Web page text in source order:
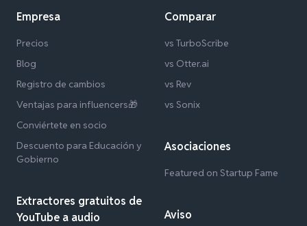
Empresa
Precios
Blog
Registro de cambios
Ventajas para influencers🎁
Conviértete en socio
Descuento para Educación y
Gobierno
Extractores gratuitos de
YouTube a audio
Comparar
vs TurboScribe
vs Otter.ai
vs Rev
vs Sonix
Asociaciones
Featured on Startup Fame
Aviso